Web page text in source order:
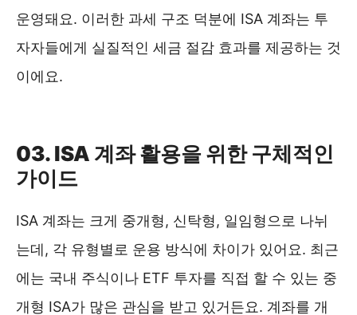
운영돼요. 이러한 과세 구조 덕분에 ISA 계좌는 투
자자들에게 실질적인 세금 절감 효과를 제공하는 것
이에요.
03. ISA 계좌 활용을 위한 구체적인
가이드
ISA 계좌는 크게 중개형, 신탁형, 일임형으로 나뉘
는데, 각 유형별로 운용 방식에 차이가 있어요. 최근
에는 국내 주식이나 ETF 투자를 직접 할 수 있는 중
개형 ISA가 많은 관심을 받고 있거든요. 계좌를 개